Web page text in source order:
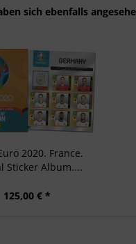
sich ebenfalls
2020. France.
Sticker Album....
125,00 € *